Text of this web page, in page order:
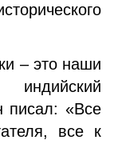
– это наши
писал: «Все
все к